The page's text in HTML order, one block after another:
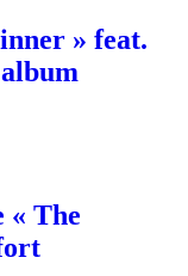
» feat.
« The